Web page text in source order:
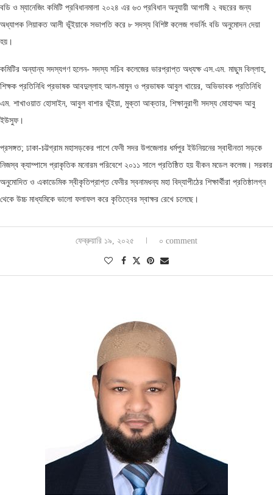
বডি ও ম্যানেজিং কমিটি প্রবিধানমালা ২০২৪ এর ৬৩ প্রবিধান অনুযায়ী আগামী ২ বছরের জন্য
অধ্যাপক লিয়াকত আলী ভূঁইয়াকে সভাপতি করে ৮ সদস্য বিশিষ্ট কলেজ গভর্নিং বডি অনুমোদন দেয়া
হয়।
কমিটির অন্যান্য সদস্যগণ হলেন- সদস্য সচিব কলেজের ভারপ্রাপ্ত অধ্যক্ষ এস.এম. মাছুম বিল্লাহ,
শিক্ষক প্রতিনিধি প্রভাষক আবদুল্লাহ আল-মামুন ও প্রভাষক আবুল খায়ের, অভিভাবক প্রতিনিধি
এম. শাখাওয়াত হোসাইন, আবুল বাশার ভূঁইয়া, মুক্তা আক্তার, শিক্ষানুরাগী সদস্য মোহাম্মদ আবু
ইউসুফ।
প্রসঙ্গত; ঢাকা-চট্টগ্রাম মহাসড়কের পাশে ফেনী সদর উপজেলার ধর্মপুর ইউনিয়নের স্বাধীনতা সড়কে
নিজস্ব ক্যাম্পাসে প্রাকৃতিক মনোরম পরিবেশে ২০১১ সালে প্রতিষ্ঠিত হয় বীকন মডেল কলেজ। সরকার
অনুমোদিত ও একাডেমিক স্বীকৃতিপ্রাপ্ত ফেনীর স্বনামধন্য মহা বিদ্যাপীঠের শিক্ষার্থীরা প্রতিষ্ঠালগ্ন
থেকে উচ্চ মাধ্যমিকে ভালো ফলাফল করে কৃতিত্বের স্বাক্ষর রেখে চলেছে।
ফেব্রুয়ারি ১৯, ২০২৫ ০ comment